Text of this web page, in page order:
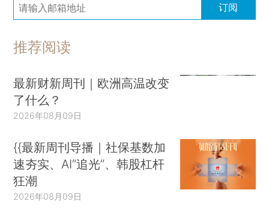
订阅
推荐阅读
最新财新周刊｜欧洲高温改变
了什么？
2026年08月09日
{{最新周刊导播｜社保基数加
速夯实、AI“追光”、韩股杠杆
狂潮
2026年08月09日